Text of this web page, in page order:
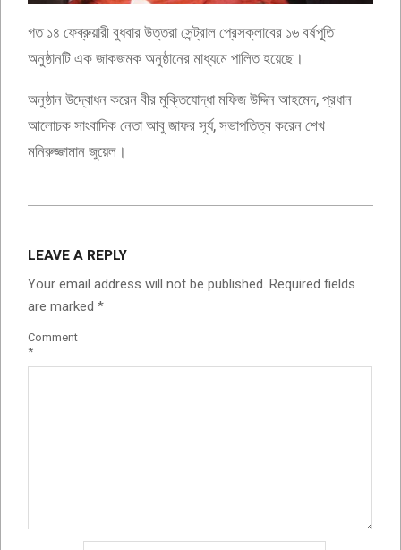
গত ১৪ ফেব্রুয়ারী বুধবার উত্তরা সেন্ট্রাল প্রেসক্লাবের ১৬ বর্ষপূতি
অনুষ্ঠানটি এক জাকজমক অনুষ্ঠানের মাধ্যমে পালিত হয়েছে।
অনুষ্ঠান উদ্বোধন করেন বীর মুক্তিযোদ্ধা মফিজ উদ্দিন আহমেদ, প্রধান
আলোচক সাংবাদিক নেতা আবু জাফর সূর্য, সভাপতিত্ব করেন শেখ
মনিরুজ্জামান জুয়েল।
15
LEAVE A REPLY
Your email address will not be published. Required fields
are marked *
Comment
*